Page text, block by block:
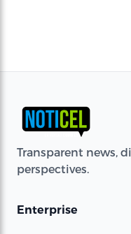
Transparent news,
perspectives.
Enterprise